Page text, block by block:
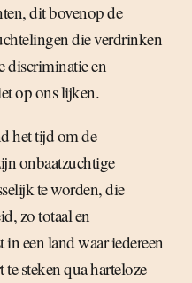
dit bovenop de
die verdrinken
discriminatie en
op ons lijken.
het tijd om de
onbaatzuchtige
te worden, die
zo totaal en
een land waar iedereen
steken qua harteloze